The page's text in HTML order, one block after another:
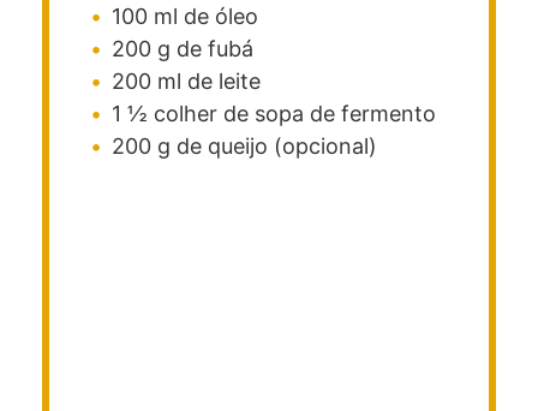
100 ml de óleo
200 g de fubá
200 ml de leite
1 ½ colher de sopa de fermento
200 g de queijo (opcional)